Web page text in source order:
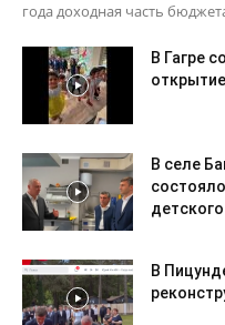
года доходная часть
В Гагре
В селе
В